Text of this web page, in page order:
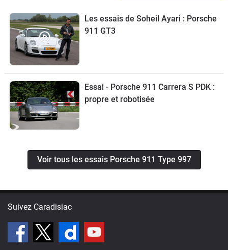
Les essais de Soheil Ayari : Porsche
911 GT3
Essai - Porsche 911 Carrera S PDK :
propre et robotisée
Voir tous les essais Porsche 911 Type 997
Suivez Caradisiac